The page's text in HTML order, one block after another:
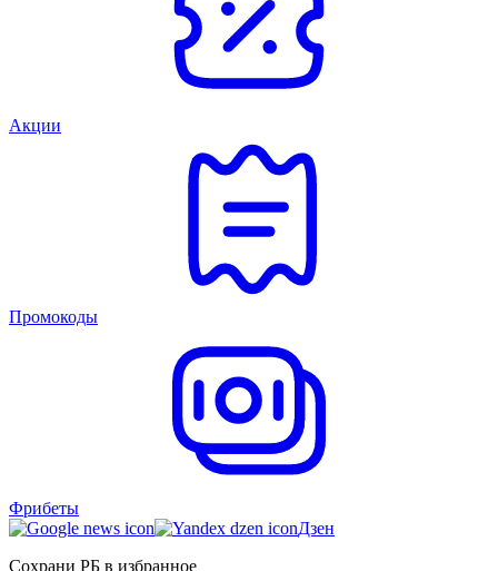
Акции
Промокоды
Фрибеты
Дзен
Сохрани РБ в избранное